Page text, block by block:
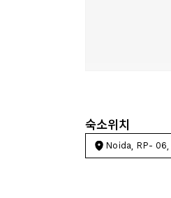
숙소위치
Noida, RP-